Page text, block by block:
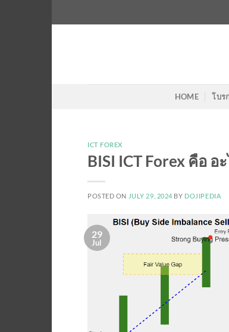
to
HOME โบร
ICT FOREX
BISI ICT Forex คือ
POSTED ON JULY 29, 2024 BY DOJIPEDIA
29
Jul